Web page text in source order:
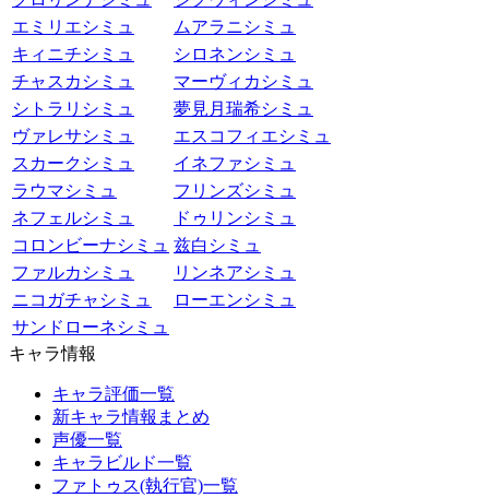
エミリエシミュ
ムアラニシミュ
キィニチシミュ
シロネンシミュ
チャスカシミュ
マーヴィカシミュ
シトラリシミュ
夢見月瑞希シミュ
ヴァレサシミュ
エスコフィエシミュ
スカークシミュ
イネファシミュ
ラウマシミュ
フリンズシミュ
ネフェルシミュ
ドゥリンシミュ
コロンビーナシミュ 兹白シミュ
ファルカシミュ
リンネアシミュ
ニコガチャシミュ
ローエンシミュ
サンドローネシミュ
キャラ情報
キャラ評価一覧
新キャラ情報まとめ
声優一覧
キャラビルド一覧
ファトゥス(執行官)一覧